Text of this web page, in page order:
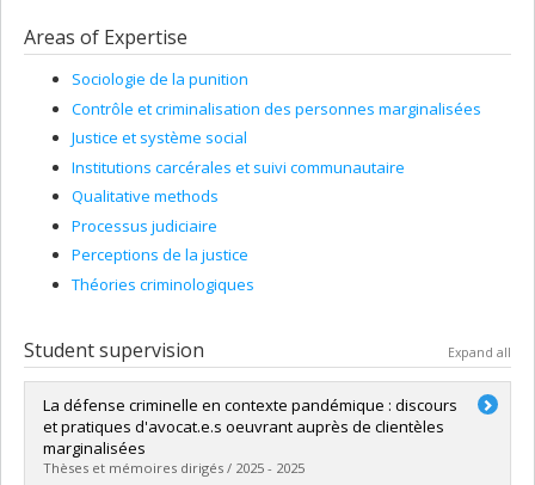
Areas of Expertise
Sociologie de la punition
Contrôle et criminalisation des personnes marginalisées
Justice et système social
Institutions carcérales et suivi communautaire
Qualitative methods
Processus judiciaire
Perceptions de la justice
Théories criminologiques
Student supervision Expand all
La défense criminelle en contexte pandémique : discours
et pratiques d'avocat.e.s oeuvrant auprès de clientèles
marginalisées
Thèses et mémoires dirigés / 2025 - 2025